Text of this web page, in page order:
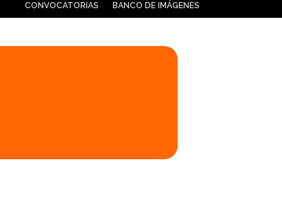
CONVOCATORIAS BANCO DE IMÁGENES